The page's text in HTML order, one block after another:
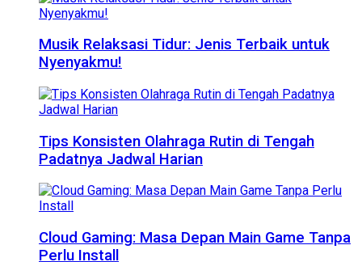
Musik Relaksasi Tidur: Jenis Terbaik untuk
Nyenyakmu!
Tips Konsisten Olahraga Rutin di Tengah
Padatnya Jadwal Harian
Cloud Gaming: Masa Depan Main Game Tanpa
Perlu Install